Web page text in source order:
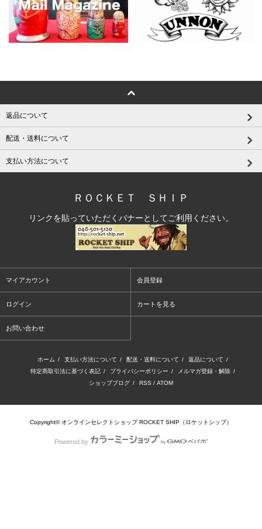
返品について
配送・送料について
支払い方法について
ＲＯＣＫＥＴ ＳＨＩＰ
リンクを貼っていただくバナーとしてご利用ください。
マイアカウント 会員登録
ログイン カートを見る
お問い合わせ
ホーム / 支払い方法について / 配送・送料について / 返品について /
特定商取引法に基づく表記 / プライバシーポリシー / メルマガ登録・解除 /
ショップブログ / RSS / ATOM
Copyright© オンラインセレクトショップ ROCKET SHIP（ロケットシップ）
Powered by